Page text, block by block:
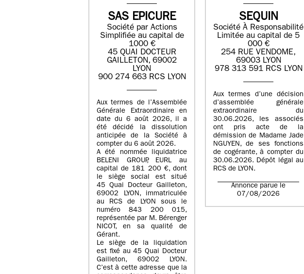
SAS EPICURE
Société par Actions
Simplifiée au capital de
1000 €
45 QUAI DOCTEUR
GAILLETON, 69002
LYON
900 274 663 RCS LYON
Aux termes de l’Assemblée
Générale Extraordinaire en
date du 6 août 2026, il a
été décidé la dissolution
anticipée de la Société à
compter du 6 août 2026.
A été nommée liquidatrice
BELENI GROUP, EURL au
capital de 181 200 €, dont
le siège social est situé
45 Quai Docteur Gailleton,
69002 LYON, immatriculée
au RCS de LYON sous le
numéro 843 200 015,
représentée par M. Bérenger
NICOT, en sa qualité de
Gérant.
Le siège de la liquidation
est fixé au45 Quai Docteur
Gailleton, 69002 LYON.
C’est à cette adresse que la
SEQUIN
Société À Responsabilité
Limitée au capital de 5
000 €
254 RUE VENDOME,
69003 LYON
978 313 591 RCS LYON
Aux termes d’une décision
d’assemblée générale
extraordinaire du
30.06.2026, les associés
ont pris acte de la
démission de Madame Jade
NGUYEN, de ses fonctions
de cogérante, à compter du
30.06.2026. Dépôt légal au
RCS de LYON.
Annonce parue le
07/08/2026